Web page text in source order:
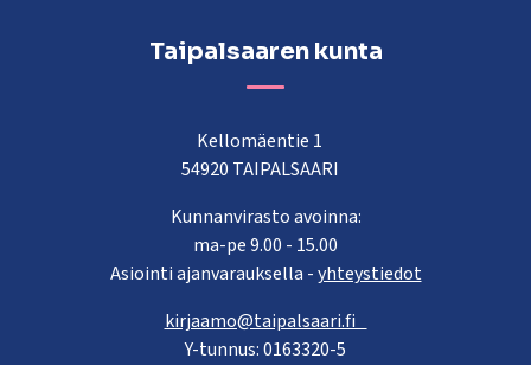
Taipalsaaren kunta
Kellomäentie 1
54920 TAIPALSAARI
Kunnanvirasto avoinna:
ma-pe 9.00 - 15.00
Asiointi ajanvarauksella -yhteystiedot
kirjaamo@taipalsaari.fi
Y-tunnus: 0163320-5